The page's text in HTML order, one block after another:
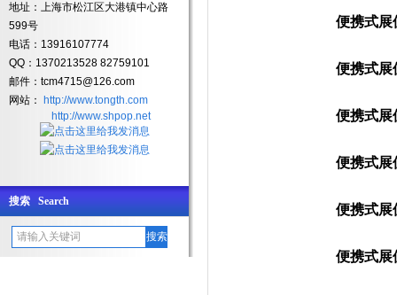
地址：上海市松江区大港镇中心路
599号
电话：13916107774
QQ：1370213528 82759101
邮件：tcm4715@126.com
网站：
http://www.tongth.com
http://www.shpop.net
搜索 Search
便携式展
便携式展
便携式展
便携式展
便携式展
便携式展